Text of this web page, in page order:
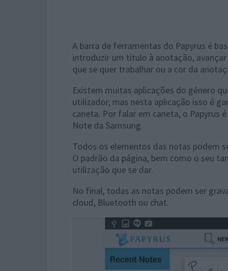
A barra de ferramentas do Papyrus é
introduzir um título à anotação,
que se quer trabalhar ou a cor da
Existem muitas aplicações do género
utilizador, mas nesta aplicação isso é
caneta. Por falar em caneta, o Papyrus
Note da Samsung.
Todos os elementos das notas podem
O padrão da página, bem como o seu
utilização que se dar.
No final, todas as notas podem ser
cloud, Bluetooth ou chat.